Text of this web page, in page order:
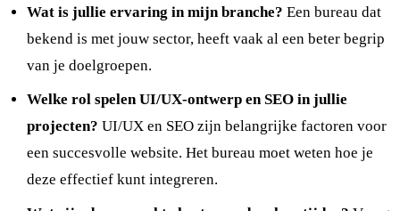
Wat is jullie ervaring in mijn branche? Een bureau dat
bekend is met jouw sector, heeft vaak al een beter begrip
van je doelgroepen.
Welke rol spelen UI/UX-ontwerp en SEO in jullie
projecten? UI/UX en SEO zijn belangrijke factoren voor
een succesvolle website. Het bureau moet weten hoe je
deze effectief kunt integreren.